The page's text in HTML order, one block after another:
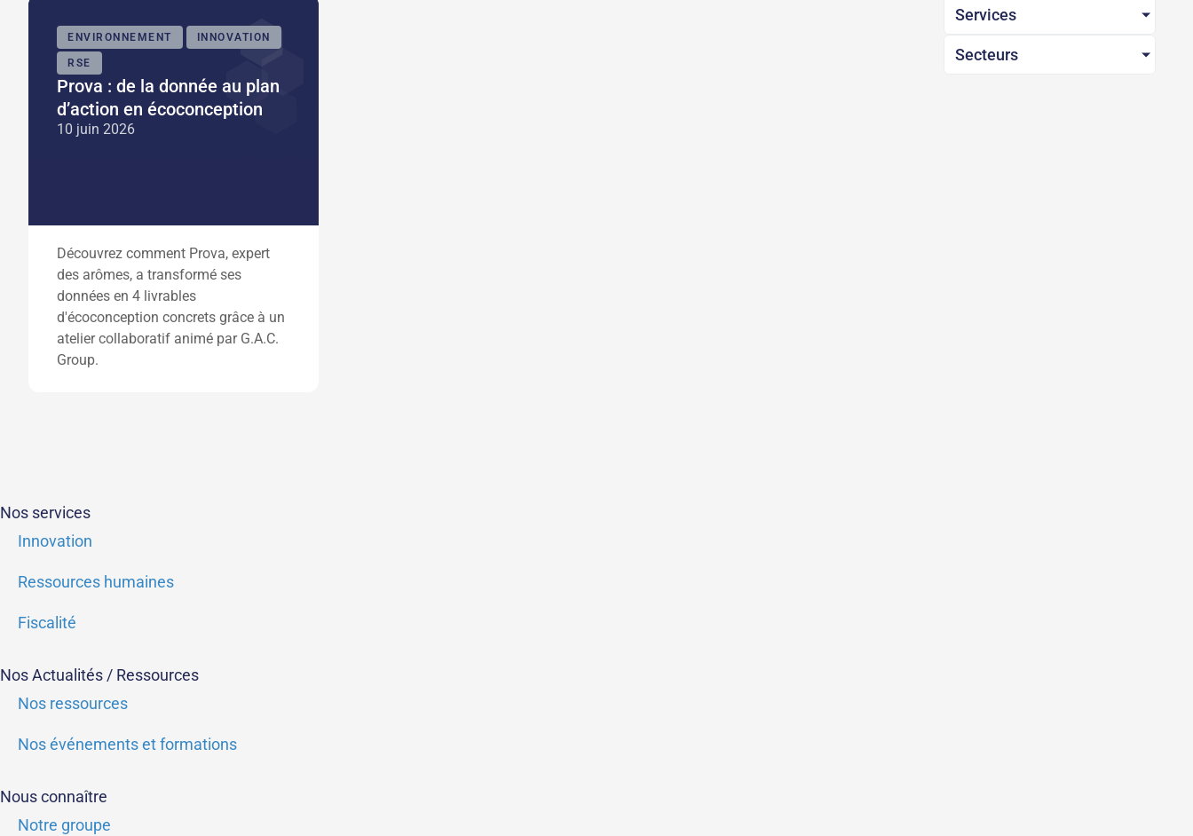
ENVIRONNEMENT INNOVATION
RSE
Prova : de la donnée au plan
d’action en écoconception
10 juin 2026
Découvrez comment Prova, expert
des arômes, a transformé ses
données en 4 livrables
d'écoconception concrets grâce à un
atelier collaboratif animé par G.A.C.
Group.
Services
Secteurs
Nos services
Innovation
Ressources humaines
Fiscalité
Nos Actualités / Ressources
Nos ressources
Nos événements et formations
Nous connaître
Notre groupe